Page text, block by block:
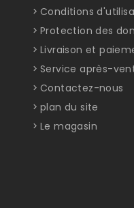
Conditions
Protection des
Livraison et
Service après-
Contactez-nous
plan du site
Le magasin